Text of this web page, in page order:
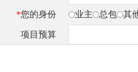
*您的身份 业主 总包 其
项目预算